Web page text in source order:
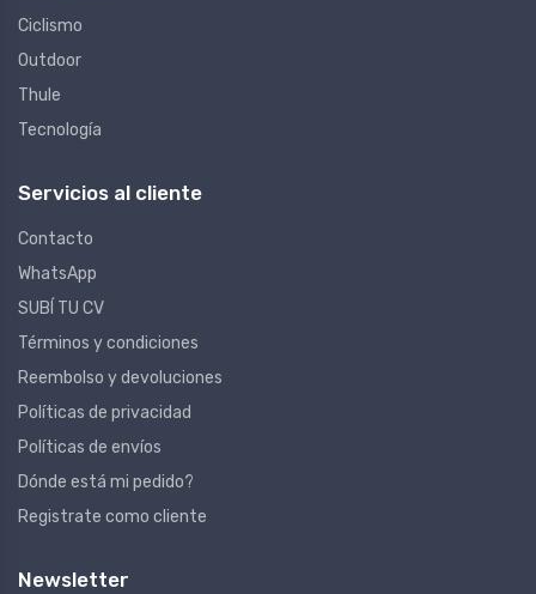
Ciclismo
Outdoor
Thule
Tecnología
Servicios al cliente
Contacto
WhatsApp
SUBÍ TU CV
Términos y condiciones
Reembolso y devoluciones
Políticas de privacidad
Políticas de envíos
Dónde está mi pedido?
Registrate como cliente
Newsletter